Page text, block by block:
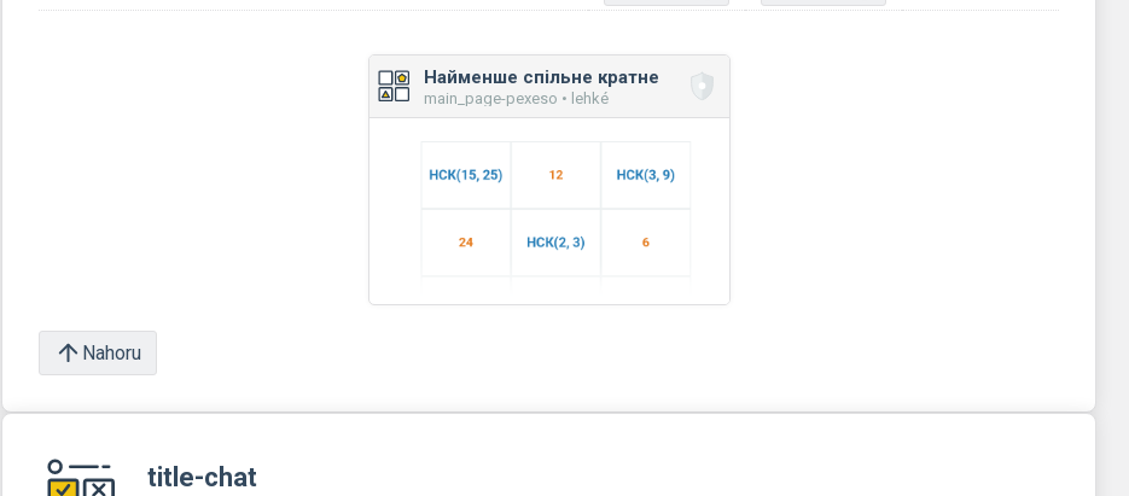
Найменше спільне кратне
main_page-pexeso • lehké
Nahoru
title-chat